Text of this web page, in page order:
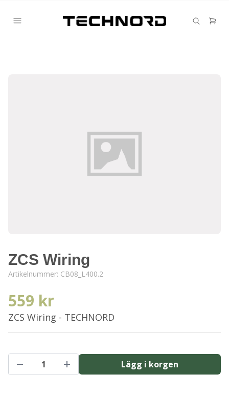
ZCS Wiring
Artikelnummer: CB08_L400.2
559 kr
ZCS Wiring - TECHNORD
Lägg i korgen